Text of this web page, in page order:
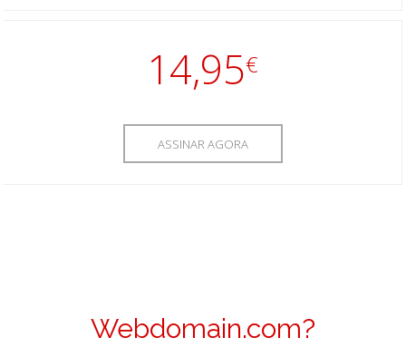
14,95€
ASSINAR AGORA
Webdomain.com?